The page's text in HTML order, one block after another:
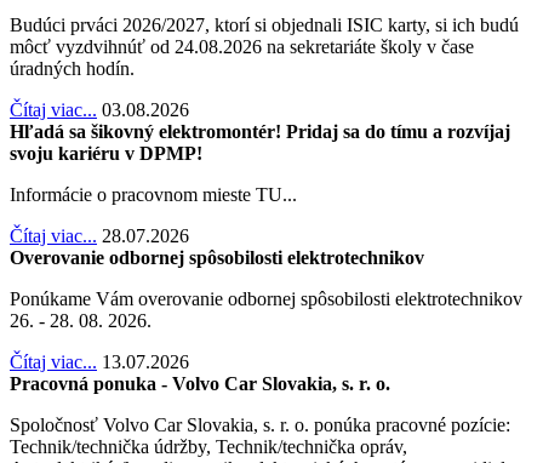
Budúci prváci 2026/2027, ktorí si objednali ISIC karty, si ich budú
môcť vyzdvihnúť od 24.08.2026 na sekretariáte školy v čase
úradných hodín.
Čítaj viac... 03.08.2026
Hľadá sa šikovný elektromontér! Pridaj sa do tímu a rozvíjaj
svoju kariéru v DPMP!
Informácie o pracovnom mieste TU...
Čítaj viac... 28.07.2026
Overovanie odbornej spôsobilosti elektrotechnikov
Ponúkame Vám overovanie odbornej spôsobilosti elektrotechnikov
26. - 28. 08. 2026.
Čítaj viac... 13.07.2026
Pracovná ponuka - Volvo Car Slovakia, s. r. o.
Spoločnosť Volvo Car Slovakia, s. r. o. ponúka pracovné pozície:
Technik/technička údržby, Technik/technička opráv,